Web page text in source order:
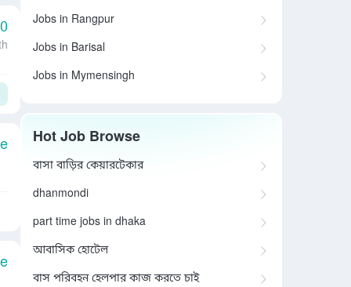
Jobs in Rangpur
Jobs in Barisal
Jobs in Mymensingh
Hot Job Browse
বাসা বাড়ির কেয়ারটেকার
dhanmondi
part time jobs in dhaka
আবাসিক হোটেল
বাস পরিবহন হেলপার কাজ করতে চাই